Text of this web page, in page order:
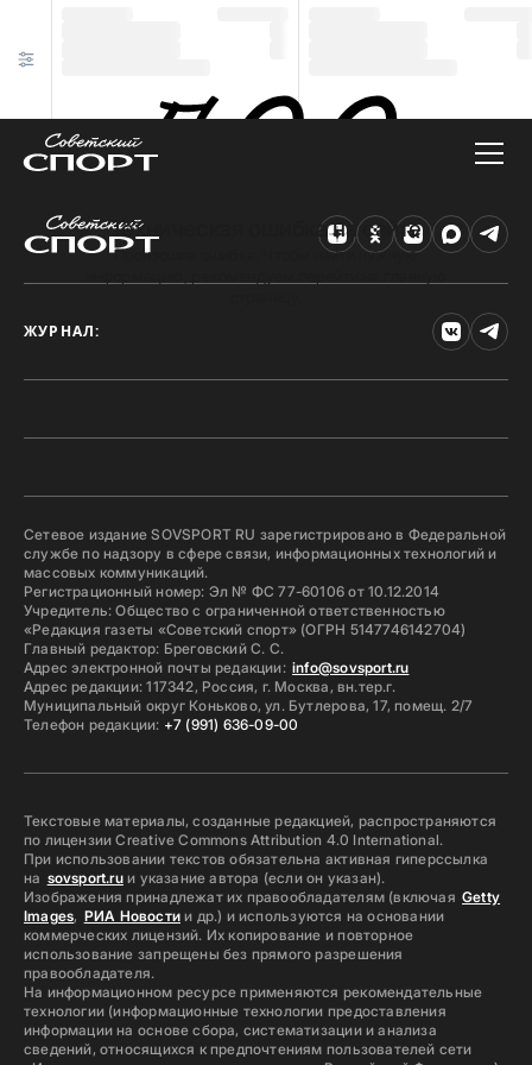
Техническая ошибка на сайте
Произошла ошибка. Чтобы найти нужную
ЖУРНАЛ:
Сетевое издание SOVSPORT RU зарегистрировано в Федеральной
службе по надзору в сфере связи, информационных технологий и
массовых коммуникаций.
Регистрационный номер: Эл № ФС 77-60106 от 10.12.2014
Учредитель: Общество с ограниченной ответственностью
«Редакция газеты «Советский спорт» (ОГРН 5147746142704)
Главный редактор: Бреговский С. С.
Адрес электронной почты редакции: info@sovsport.ru
Адрес редакции: 117342, Россия, г. Москва, вн.тер.г.
Муниципальный округ Коньково, ул. Бутлерова, 17, помещ. 2/7
Телефон редакции: +7 (991) 636-09-00
Текстовые материалы, созданные редакцией, распространяются
по лицензии Creative Commons Attribution 4.0 International.
При использовании текстов обязательна активная гиперссылка
на sovsport.ruи указание автора (если он указан).
Изображения принадлежат их правообладателям (включая Getty
Images, РИА Новостии др.) и используются на основании
коммерческих лицензий. Их копирование и повторное
использование запрещены без прямого разрешения
правообладателя.
На информационном ресурсе применяются рекомендательные
технологии (информационные технологии предоставления
информации на основе сбора, систематизации и анализа
сведений, относящихся к предпочтениям пользователей сети